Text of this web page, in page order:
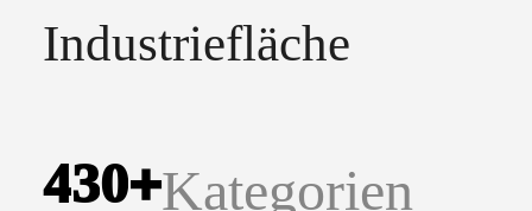
Industriefläche
430+Kategorien